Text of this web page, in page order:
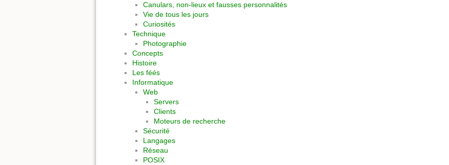
Canulars, non-lieux et fausses personnalités
Vie de tous les jours
Curiosités
Technique
Photographie
Concepts
Histoire
Les féés
Informatique
Web
Servers
Clients
Moteurs de recherche
Sécurité
Langages
Réseau
POSIX